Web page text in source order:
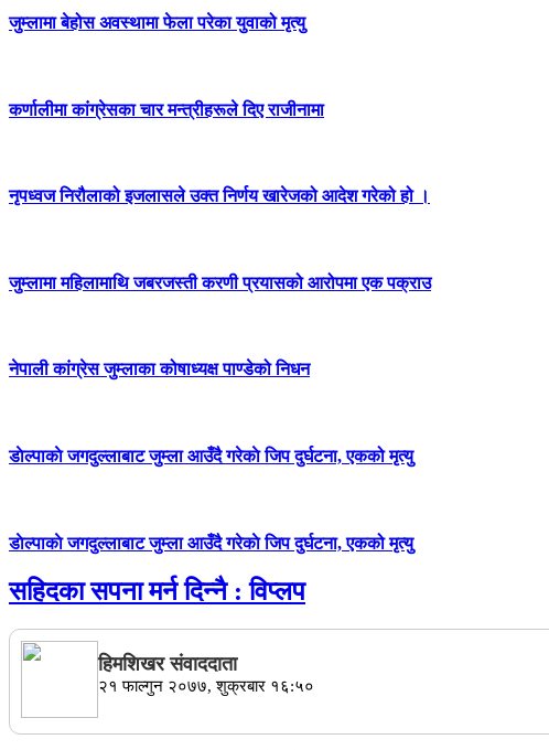
जुम्लामा बेहोस अवस्थामा फेला परेका युवाको मृत्यु
कर्णालीमा कांग्रेसका चार मन्त्रीहरूले दिए राजीनामा
नृपध्वज निरौलाको इजलासले उक्त निर्णय खारेजको आदेश गरेको हो ।
जुम्लामा महिलामाथि जबरजस्ती करणी प्रयासको आरोपमा एक पक्राउ
नेपाली कांग्रेस जुम्लाका कोषाध्यक्ष पाण्डेको निधन
डाेल्पाकाे जगदुल्लाबाट जुम्ला आउँदै गरेकाे जिप दुर्घटना, एकको मृत्यु
डाेल्पाकाे जगदुल्लाबाट जुम्ला आउँदै गरेकाे जिप दुर्घटना, एकको मृत्यु
सहिदका सपना मर्न दिन्नै : विप्लप
हिमशिखर संवाददाता
२१ फाल्गुन २०७७, शुक्रबार १६:५०